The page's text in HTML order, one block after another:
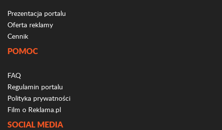
Prezentacja portalu
Oferta reklamy
Cennik
POMOC
FAQ
Regulamin portalu
Polityka prywatności
Film o Reklama.pl
SOCIAL MEDIA